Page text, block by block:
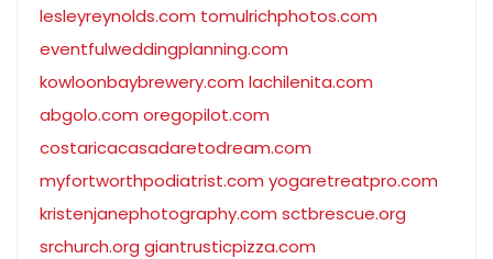
lesleyreynolds.com tomulrichphotos.com
eventfulweddingplanning.com
kowloonbaybrewery.com lachilenita.com
abgolo.com oregopilot.com
costaricacasadaretodream.com
myfortworthpodiatrist.com yogaretreatpro.com
kristenjanephotography.com sctbrescue.org
srchurch.org giantrusticpizza.com